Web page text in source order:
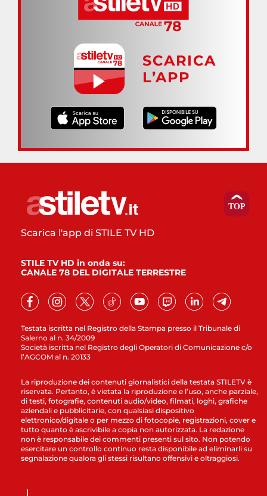
SCARICA
L’APP
Testata iscritta nel Registro della Stampa presso il Tribunale di
Salerno al n. 34/2009
Società iscritta nel Registro degli Operatori di Comunicazione c/o
l’AGCOM al n. 20133
Scarica l'app di STILE TV HD
STILE TV HD in onda su:
CANALE 78 DEL DIGITALE TERRESTRE
La riproduzione dei contenuti giornalistici della testata STILETV è
riservata. Pertanto, è vietata la riproduzione e l’uso, anche parziale,
di testi, fotografie, contenuti audio/video, filmati, loghi, grafiche
aziendali e pubblicitarie, con qualsiasi dispositivo
elettronico/digitale o per mezzo di fotocopie, registrazioni, cover e
tutto quanto è ascrivibile a copia non autorizzata. La redazione
non è responsabile dei commenti presenti sul sito. Non potendo
esercitare un controllo continuo resta disponibile ad eliminarli su
segnalazione qualora gli stessi risultano offensivi e oltraggiosi.